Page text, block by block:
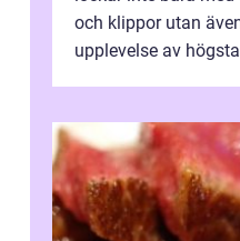
och klippor utan
upplevelse av